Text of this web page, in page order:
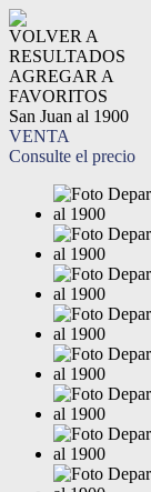
VOLVER A
RESULTADOS
AGREGAR A
FAVORITOS
San Juan al 1900
VENTA
Consulte el precio